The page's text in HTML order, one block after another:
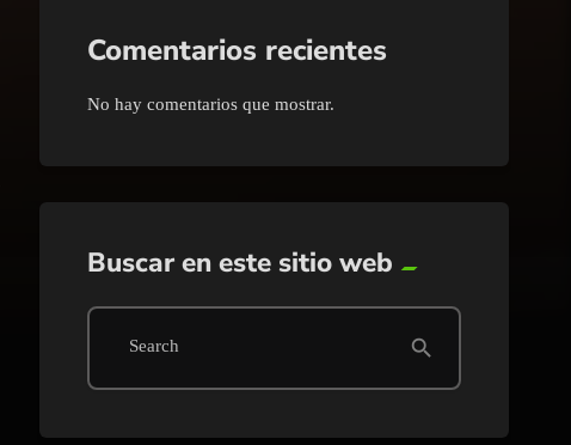
Comentarios recientes
No hay comentarios que mostrar.
Buscar en este sitio web
Search search